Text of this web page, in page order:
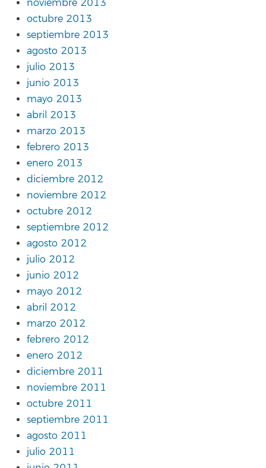
noviembre 2013
octubre 2013
septiembre 2013
agosto 2013
julio 2013
junio 2013
mayo 2013
abril 2013
marzo 2013
febrero 2013
enero 2013
diciembre 2012
noviembre 2012
octubre 2012
septiembre 2012
agosto 2012
julio 2012
junio 2012
mayo 2012
abril 2012
marzo 2012
febrero 2012
enero 2012
diciembre 2011
noviembre 2011
octubre 2011
septiembre 2011
agosto 2011
julio 2011